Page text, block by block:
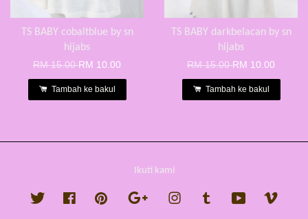
TS BABY cobaltblue by sn
hijabs
RM 15.00RM 10.00
Tambah ke bakul
TS BABY darkbelacan by sn
hijabs
RM 15.00RM 10.00
Tambah ke bakul
Ikuti kami
Twitter FacebookPinterest Google InstagramTumblr YouTube